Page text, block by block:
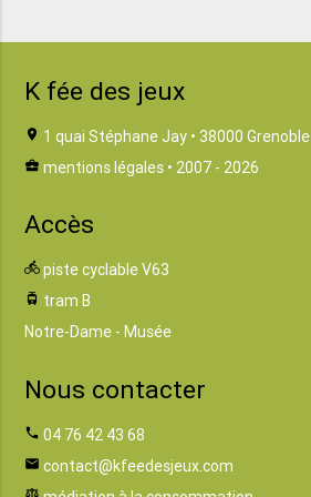
K fée des jeux
location_on 1 quai Stéphane Jay • 38000 Grenoble
business_center mentions légales • 2007 - 2026
Accès
directions_bike piste cyclable V63
tram tram B
Notre-Dame - Musée
Nous contacter
phone 04 76 42 43 68
email contact@kfeedesjeux.com